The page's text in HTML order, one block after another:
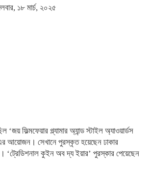
১৮ মার্চ, ২০২৫
‘জয় ফিল্মফেয়ার গ্ল্যামার অ্যান্ড স্টাইল অ্যাওয়ার্ডস
আয়োজন। সেখানে পুরস্কৃত হয়েছেন ঢাকার
‘ট্রেডিশনাল কুইন অব দ্য ইয়ার’ পুরস্কার পেয়েছেন